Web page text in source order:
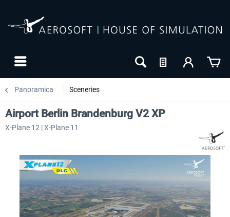
Panoramica Sceneries
Airport Berlin Brandenburg V2 XP
X-Plane 12 | X-Plane 11